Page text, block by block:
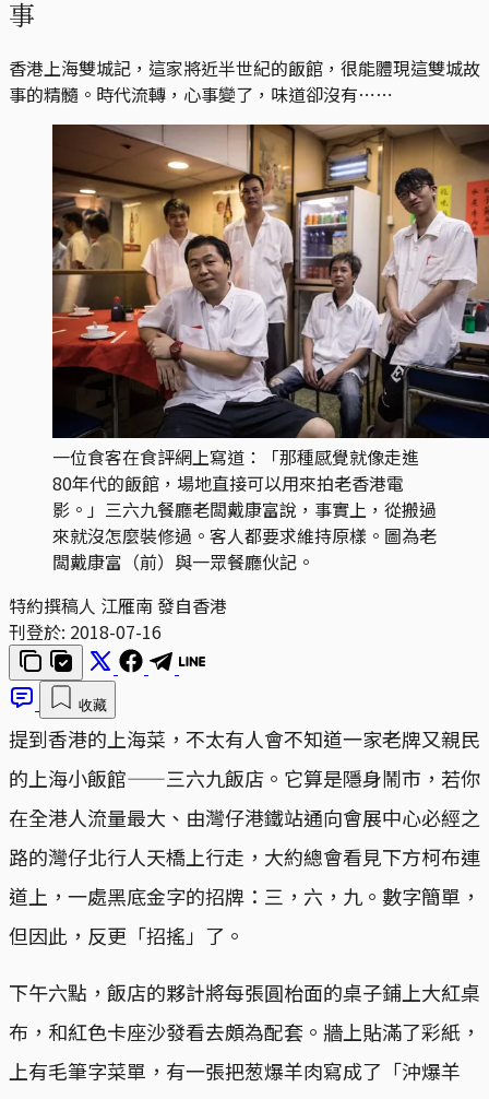
事
香港上海雙城記，這家將近半世紀的飯館，很能體現這雙城故
事的精髓。時代流轉，心事變了，味道卻沒有⋯⋯
一位食客在食評網上寫道：「那種感覺就像走進
80年代的飯館，場地直接可以用來拍老香港電
影。」三六九餐廳老闆戴康富說，事實上，從搬過
來就沒怎麼裝修過。客人都要求維持原樣。圖為老
闆戴康富（前）與一眾餐廳伙記。
特約撰稿人 江雁南 發自香港
刊登於: 2018-07-16
收藏
提到香港的上海菜，不太有人會不知道一家老牌又親民
的上海小飯館——三六九飯店。它算是隱身鬧市，若你
在全港人流量最大、由灣仔港鐵站通向會展中心必經之
路的灣仔北行人天橋上行走，大約總會看見下方柯布連
道上，一處黑底金字的招牌：三，六，九。數字簡單，
但因此，反更「招搖」了。
下午六點，飯店的夥計將每張圓枱面的桌子鋪上大紅桌
布，和紅色卡座沙發看去頗為配套。牆上貼滿了彩紙，
上有毛筆字菜單，有一張把葱爆羊肉寫成了「沖爆羊